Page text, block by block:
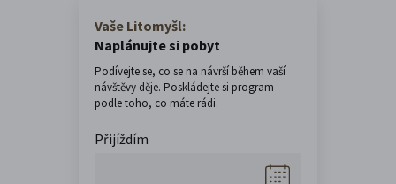
Vaše Litomyšl:
Naplánujte si pobyt
Podívejte se, co se na návrší během vaší
návštěvy děje. Poskládejte si program
podle toho, co máte rádi.
Přijíždím